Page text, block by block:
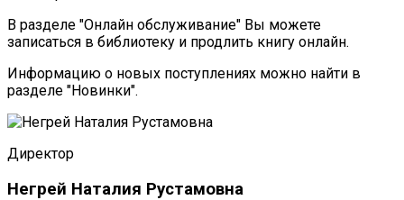
В разделе "Онлайн обслуживание" Вы можете
записаться в библиотеку и продлить книгу онлайн.
Информацию о новых поступлениях можно найти в
разделе "Новинки".
Директор
Негрей Наталия Рустамовна